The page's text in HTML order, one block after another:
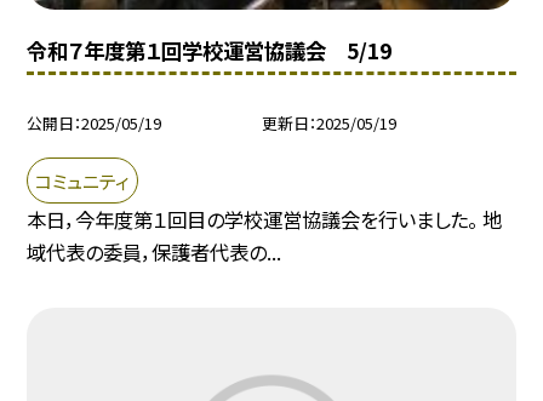
令和７年度第１回学校運営協議会 5/19
公開日 2025/05/19 更新日 2025/05/19
コミュニティ
本日，今年度第１回目の学校運営協議会を行いました。 地
域代表の委員，保護者代表の...